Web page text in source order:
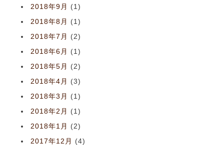
2018年9月
(1)
2018年8月
(1)
2018年7月
(2)
2018年6月
(1)
2018年5月
(2)
2018年4月
(3)
2018年3月
(1)
2018年2月
(1)
2018年1月
(2)
2017年12月
(4)